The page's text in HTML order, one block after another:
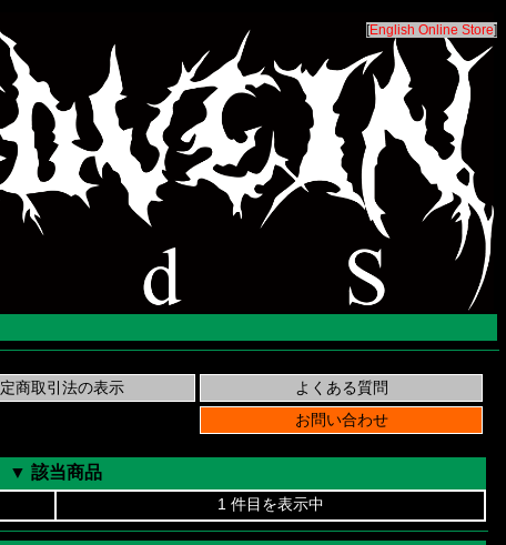
[English Online Store]
▼ 該当商品
1 件目を表示中